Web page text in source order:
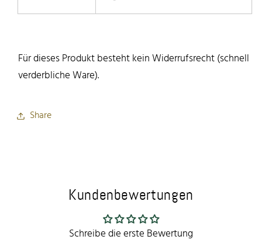
Für dieses Produkt besteht kein Widerrufsrecht (schnell
verderbliche Ware).
Share
Kundenbewertungen
Schreibe die erste Bewertung